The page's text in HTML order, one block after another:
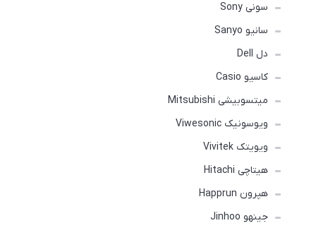
سونی Sony
سانیو Sanyo
دل Dell
کاسیو Casio
میتسوبیشی Mitsubishi
ویوسونیک Viwesonic
ویویتک Vivitek
هیتاچی Hitachi
هپرون Happrun
جینهو Jinhoo